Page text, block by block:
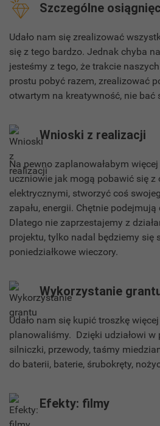
Szczególne
Udało nam się zrealizować
się z tego bardzo. Jednak chyba
jesteśmy z tego, że trakcie
prostu pobyć razem, zrealizować
otwartym na kreatywność, nie bać
Wnioski z realizacji
Na pewno zaplanowałabym
uczniowie jak mogą pobawić się z
elektrycznymi, stworzyć coś
zapału, energii. Chętnie podejmują
Dlatego nie zaprzestajemy z
projektu, tylko nadal będziemy się
poniedziałkowe wieczory.
Wykorzystanie
Udało nam się kupić troszkę
planowaliśmy. Dzięki udziałowi w
silniczki, przewody, taśmy
do baterii, baterie, śrubokręty,
Efekty: filmy